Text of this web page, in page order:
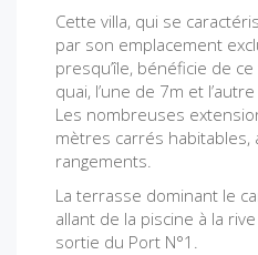
Cette villa, qui se
par son emplacement
presqu’île, bénéficie de
quai, l’une de 7m et
Les nombreuses
mètres carrés habitables,
rangements.
La terrasse dominant le
allant de la piscine à la
sortie du Port N°1.